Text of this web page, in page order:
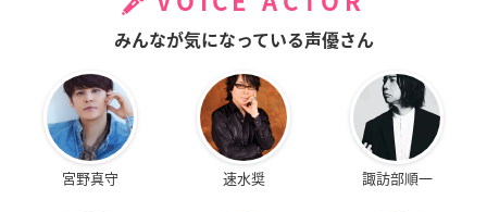
みんなが気になっている声優さん
宮野真守 速水奨 諏訪部順一